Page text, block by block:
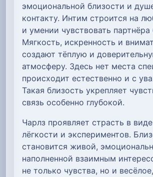
эмоциональной близости и
контакту. Интим строится на
и умении чувствовать партнёра
Мягкость, искренность и
создают тёплую и
атмосферу. Здесь нет места
происходит естественно и с
Такая близость укрепляет
связь особенно глубокой.
Чарлз проявляет страсть в
лёгкости и экспериментов.
становится живой,
наполненной взаимным
не только чувства, но и весёлое,